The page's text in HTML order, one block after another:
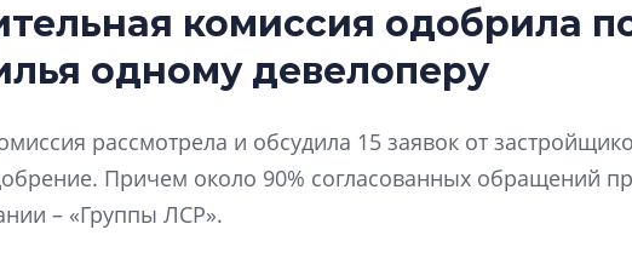
комиссия одобрила
одному девелоперу
рассмотрела и обсудила 15 заявок от
Причем около 90% согласованных обращений
– «Группы ЛСР».